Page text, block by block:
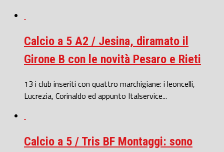
Calcio a 5 A2 / Jesina, diramato il
Girone B con le novità Pesaro e Rieti
13 i club inseriti con quattro marchigiane: i leoncelli,
Lucrezia, Corinaldo ed appunto Italservice...
Calcio a 5 / Tris BF Montaggi: sono